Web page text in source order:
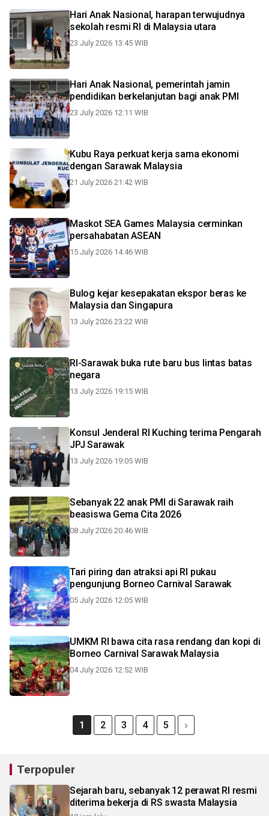
Hari Anak Nasional, harapan terwujudnya
sekolah resmi RI di Malaysia utara
23 July 2026 13:45 WIB
Hari Anak Nasional, pemerintah jamin
pendidikan berkelanjutan bagi anak PMI
23 July 2026 12:11 WIB
Kubu Raya perkuat kerja sama ekonomi
dengan Sarawak Malaysia
21 July 2026 21:42 WIB
Maskot SEA Games Malaysia cerminkan
persahabatan ASEAN
15 July 2026 14:46 WIB
Bulog kejar kesepakatan ekspor beras ke
Malaysia dan Singapura
13 July 2026 23:22 WIB
RI-Sarawak buka rute baru bus lintas batas
negara
13 July 2026 19:15 WIB
Konsul Jenderal RI Kuching terima Pengarah
JPJ Sarawak
13 July 2026 19:05 WIB
Sebanyak 22 anak PMI di Sarawak raih
beasiswa Gema Cita 2026
08 July 2026 20:46 WIB
Tari piring dan atraksi api RI pukau
pengunjung Borneo Carnival Sarawak
05 July 2026 12:05 WIB
UMKM RI bawa cita rasa rendang dan kopi di
Borneo Carnival Sarawak Malaysia
04 July 2026 12:52 WIB
1 2 3 4 5
Terpopuler
Sejarah baru, sebanyak 12 perawat RI resmi
diterima bekerja di RS swasta Malaysia